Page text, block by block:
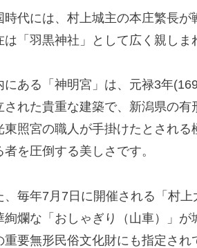
時代には、村上城主の本庄繁長が
は「羽黒神社」として広く親しま
にある「神明宮」は、元禄3年
された貴重な建築で、新潟県の有
東照宮の職人が手掛けたとされる
者を圧倒する美しさです。
、毎年7月7日に開催される「村
絢爛な「おしゃぎり（山車）」が
重要無形民俗文化財にも指定され